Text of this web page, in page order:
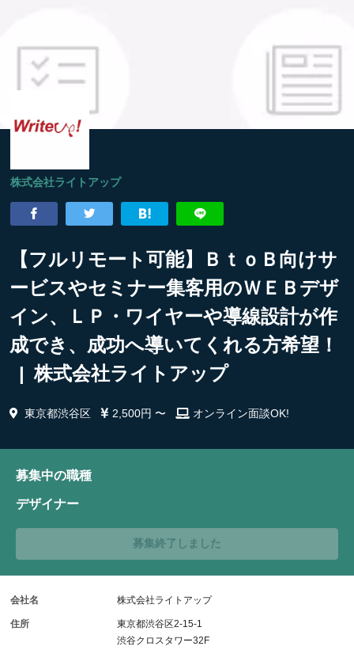
株式会社ライトアップ
【フルリモート可能】ＢｔｏＢ向けサ
ービスやセミナー集客用のＷＥＢデザ
イン、ＬＰ・ワイヤーや導線設計が作
成でき、成功へ導いてくれる方希望！
| 株式会社ライトアップ
東京都渋谷区 2,500円 〜 オンライン面談OK!
募集中の職種
デザイナー
募集終了しました
会社名 株式会社ライトアップ
住所
東京都渋谷区2-15-1
渋谷クロスタワー32F